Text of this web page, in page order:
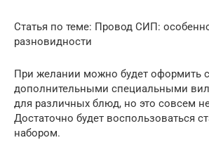
Статья по теме: Провод СИП:
разновидности
При желании можно будет оформить
дополнительными специальными
для различных блюд, но это совсем
Достаточно будет воспользоваться
набором.